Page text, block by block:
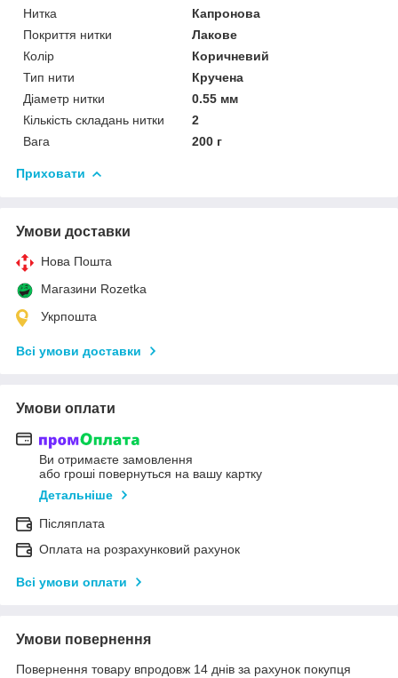
Нитка
Капронова
Покриття нитки
Лакове
Колір
Коричневий
Тип нити
Кручена
Діаметр нитки
0.55 мм
Кількість складань нитки
2
Вага
200 г
Приховати
Умови доставки
Нова Пошта
Магазини Rozetka
Укрпошта
Всі умови доставки
Умови оплати
Ви отримаєте замовлення
або гроші повернуться на вашу картку
Детальніше
Післяплата
Оплата на розрахунковий рахунок
Всі умови оплати
Умови повернення
Повернення товару впродовж 14 днів за рахунок покупця